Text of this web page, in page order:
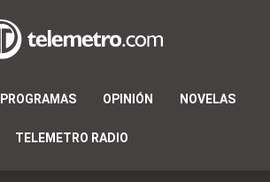
PROGRAMAS OPINIÓN NOVELAS
TELEMETRO RADIO